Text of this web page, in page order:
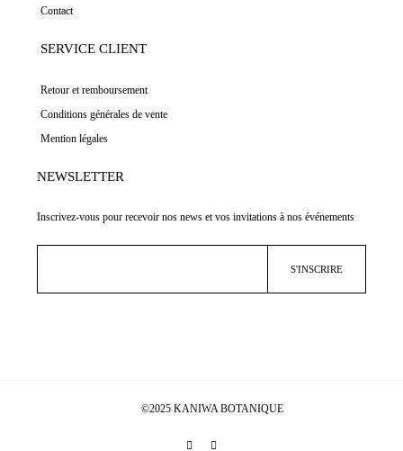
Contact
SERVICE CLIENT
Retour et remboursement
Conditions générales de vente
Mention légales
NEWSLETTER
Inscrivez-vous pour recevoir nos news et vos invitations à nos événements
©2025 KANIWA BOTANIQUE